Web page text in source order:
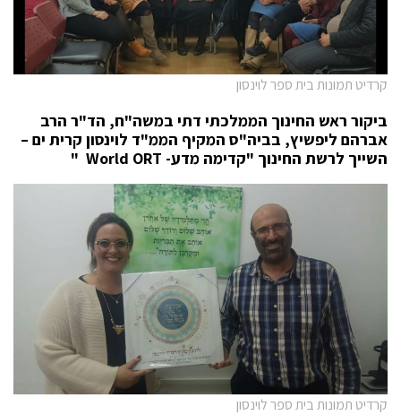
קרדיט תמונות בית ספר לוינסון
ביקור ראש החינוך הממלכתי דתי במשה"ח, הד"ר הרב
אברהם ליפשיץ, בביה"ס המקיף הממ"ד לוינסון קרית ים –
השייך לרשת החינוך "קדימה מדע- World ORT
"
קרדיט תמונות בית ספר לוינסון